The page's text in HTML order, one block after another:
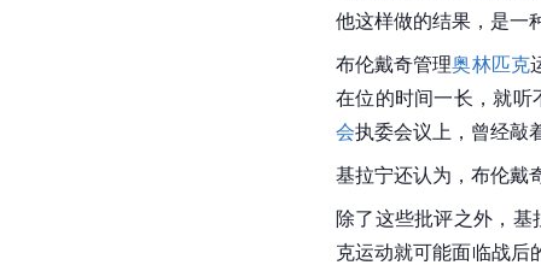
他这样做的结果，是一
布伦戴奇管理奥林匹克
在位的时间一长，就
会执委会议上，曾经敲
基拉宁还认为，布伦戴
除了这些批评之外，
克运动就可能面临战后